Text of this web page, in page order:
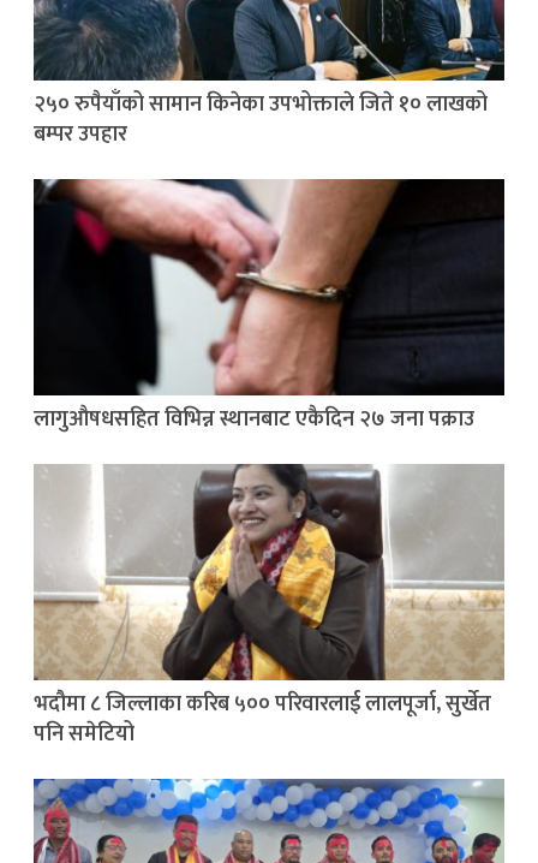
२५० रुपैयाँको सामान किनेका उपभोक्ताले जिते १० लाखको
बम्पर उपहार
लागुऔषधसहित विभिन्न स्थानबाट एकैदिन २७ जना पक्राउ
भदौमा ८ जिल्लाका करिब ५०० परिवारलाई लालपूर्जा, सुर्खेत
पनि समेटियो